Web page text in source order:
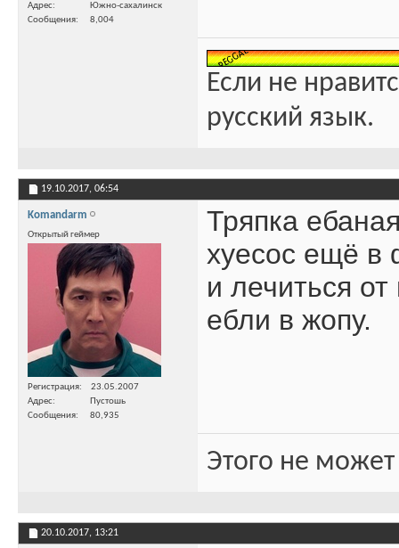
Адрес
Южно-сахалинск
Сообщения
8,004
Если не
русский язык.
19.10.2017, 06:54
Komandarm
Открытый геймер
Регистрация
23.05.2007
Адрес
Пустошь
Сообщения
80,935
Тряпка
хуесос ещё в
и лечиться
ебли в жопу.
Этого не
20.10.2017, 13:21